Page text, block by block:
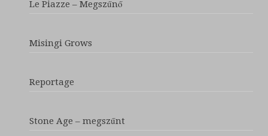
Le Piazze – Megszűnő
Misingi Grows
Reportage
Stone Age – megszűnt